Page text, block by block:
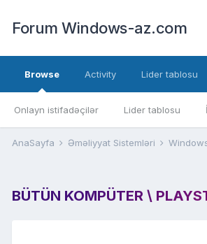
Forum Windows-az.com
Browse
Onlayn istifadəçilər Lider tablosu
Activity Lider tablosu
AnaSayfa Əməliyyat Sistemləri
BÜTÜN KOMPÜTER \